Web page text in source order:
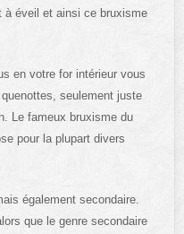
à éveil et ainsi ce bruxisme
en votre for intérieur vous
seulement juste
Le fameux bruxisme du
pour la plupart divers
également secondaire.
que le genre secondaire